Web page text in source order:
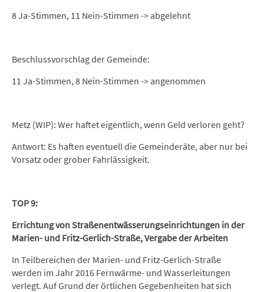
8 Ja-Stimmen, 11 Nein-Stimmen -> abgelehnt
Beschlussvorschlag der Gemeinde:
11 Ja-Stimmen, 8 Nein-Stimmen -> angenommen
Metz (WIP): Wer haftet eigentlich, wenn Geld verloren geht?
Antwort: Es haften eventuell die Gemeinderäte, aber nur bei
Vorsatz oder grober Fahrlässigkeit.
TOP 9:
Errichtung von Straßenentwässerungseinrichtungen in der
Marien- und Fritz-Gerlich-Straße, Vergabe der Arbeiten
In Teilbereichen der Marien- und Fritz-Gerlich-Straße
werden im Jahr 2016 Fernwärme- und Wasserleitungen
verlegt. Auf Grund der örtlichen Gegebenheiten hat sich